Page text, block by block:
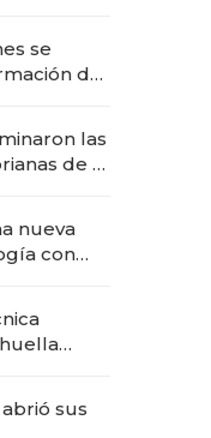
se
de
las
de la
nueva
con
sus